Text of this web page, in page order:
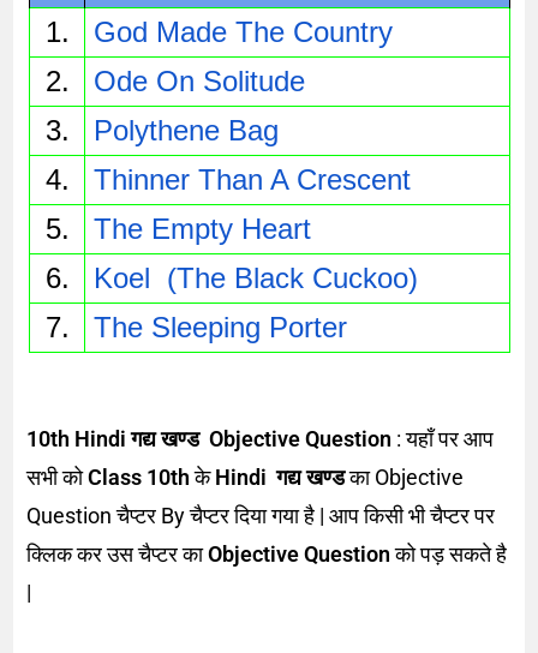
1.
God Made The Country
2.
Ode On Solitude
3.
Polythene Bag
4.
Thinner Than A Crescent
5.
The Empty Heart
6.
Koel  (The Black Cuckoo)
7.
The Sleeping Porter
10th Hindi गद्य खण्ड Objective Question : यहाँ पर आप
सभी कोClass 10thकेHindi गद्य खण्डका Objective
Question चैप्टर By चैप्टर दिया गया है | आप किसी भी चैप्टर पर
क्लिक कर उस चैप्टर काObjective Questionको पड़ सकते है
|